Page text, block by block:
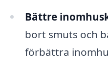
Bättre
bort smuts och
förbättra